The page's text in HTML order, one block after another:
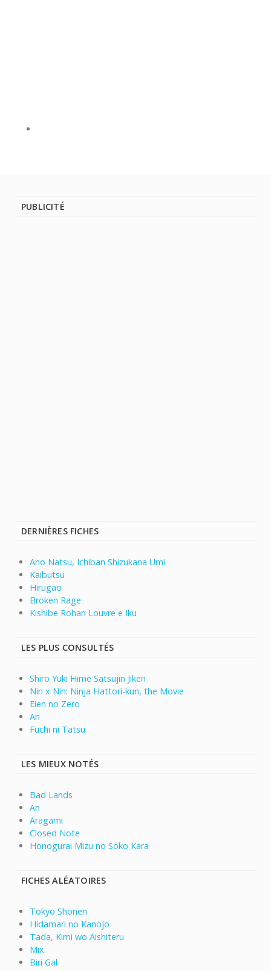
PUBLICITÉ
DERNIÈRES FICHES
Ano Natsu, Ichiban Shizukana Umi
Kaibutsu
Hirugao
Broken Rage
Kishibe Rohan Louvre e Iku
LES PLUS CONSULTÉS
Shiro Yuki Hime Satsujin Jiken
Nin x Nin: Ninja Hattori-kun, the Movie
Eien no Zero
An
Fuchi ni Tatsu
LES MIEUX NOTÉS
Bad Lands
An
Aragami
Closed Note
Honogurai Mizu no Soko Kara
FICHES ALÉATOIRES
Tokyo Shonen
Hidamari no Kanojo
Tada, Kimi wo Aishiteru
Mix.
Biri Gal